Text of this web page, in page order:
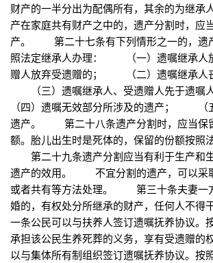
财产的一半分出为配偶所有，其余的为
产在家庭共有财产之中的，遗产分割时，应
产。 第二十七条有下列情形之一的，遗
照法定继承人办理： （一）遗嘱继承人
赠人放弃受遗赠的； （二）遗嘱继承人丧
（三）遗嘱继承人、受遗赠人先于遗
（四）遗嘱无效部分所涉及的遗产； （
遗产。 第二十八条遗产分割时，应当保
额。胎儿出生时是死体的，保留的份额按照
第二十九条遗产分割应当有利于生产和
遗产的效用。 不宜分割的遗产，可以采
或者共有等方法处理。 第三十条夫妻一
婚的，有权处分所继承的财产，任何人
一条公民可以与扶养人签订遗嘱抚养协议。
承担该公民生养死葬的义务，享有受遗
以与集体所有制组织签订遗嘱抚养协议。按